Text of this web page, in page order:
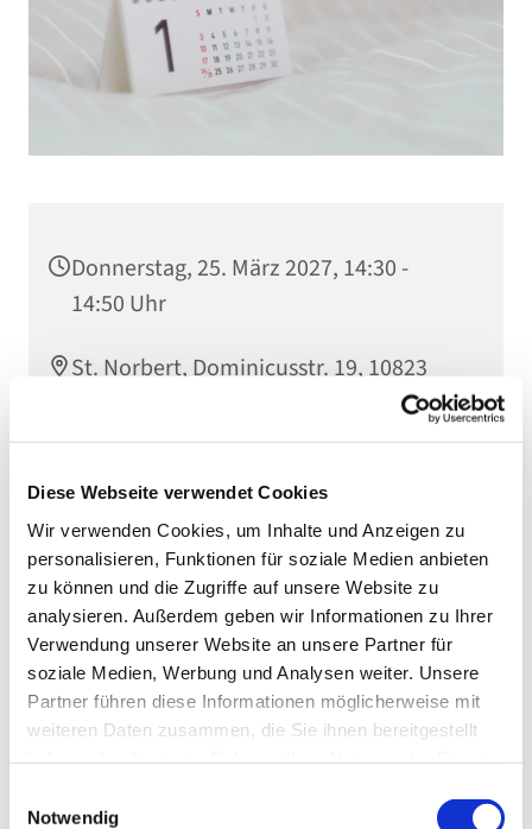
Diese Webseite verwendet Cookies
Wir verwenden Cookies, um Inhalte und Anzeigen zu
personalisieren, Funktionen für soziale Medien anbieten
zu können und die Zugriffe auf unsere Website zu
analysieren. Außerdem geben wir Informationen zu Ihrer
Verwendung unserer Website an unsere Partner für
soziale Medien, Werbung und Analysen weiter. Unsere
Partner führen diese Informationen möglicherweise mit
weiteren Daten zusammen, die Sie ihnen bereitgestellt
Notwendig
Donnerstag, 25. März 2027, 14:30 -
14:50 Uhr
St. Norbert, Dominicusstr. 19, 10823